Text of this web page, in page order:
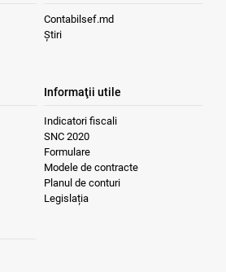
Contabilsef.md
Știri
Informaţii utile
Indicatori fiscali
SNC 2020
Formulare
Modele de contracte
Planul de conturi
Legislația